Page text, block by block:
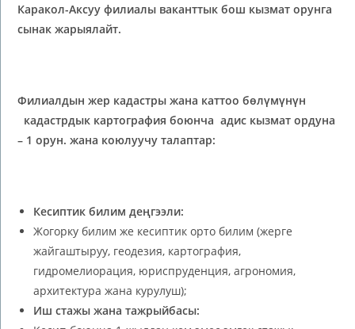
Каракол-Аксуу филиалы ваканттык бош кызмат орунга
сынак жарыялайт.
Филиалдын жер кадастры жана каттоо бөлүмүнүн
кадастрдык картография боюнча адис кызмат ордуна
– 1 орун. жана коюлуучу талаптар:
Кесиптик билим деңгээли:
Жогорку билим же кесиптик орто билим (жерге
жайгаштыруу, геодезия, картография,
гидромелиорация, юриспруденция, агрономия,
архитектура жана курулуш);
Иш стажы жана тажрыйбасы: